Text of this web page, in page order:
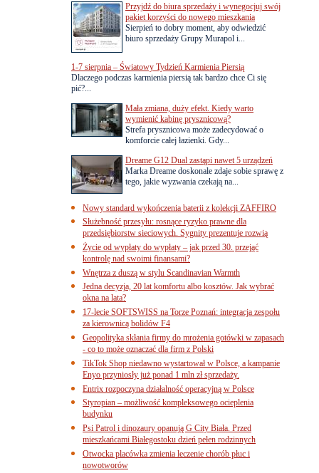
Przyjdź do biura sprzedaży i wynegocjuj swój
pakiet korzyści do nowego mieszkania
Sierpień to dobry moment, aby odwiedzić
biuro sprzedaży Grupy Murapol i...
1-7 sierpnia – Światowy Tydzień Karmienia Piersią
Dlaczego podczas karmienia piersią tak bardzo chce Ci się
pić?...
Mała zmiana, duży efekt. Kiedy warto
wymienić kabinę prysznicową?
Strefa prysznicowa może zadecydować o
komforcie całej łazienki. Gdy...
Dreame G12 Dual zastąpi nawet 5 urządzeń
Marka Dreame doskonale zdaje sobie sprawę z
tego, jakie wyzwania czekają na...
Nowy standard wykończenia baterii z kolekcji ZAFFIRO
Służebność przesyłu: rosnące ryzyko prawne dla
przedsiębiorstw sieciowych. Sygnity prezentuje rozwią
Życie od wypłaty do wypłaty – jak przed 30. przejąć
kontrolę nad swoimi finansami?
Wnętrza z duszą w stylu Scandinavian Warmth
Jedna decyzja, 20 lat komfortu albo kosztów. Jak wybrać
okna na lata?
17-lecie SOFTSWISS na Torze Poznań: integracja zespołu
za kierownicą bolidów F4
Geopolityka skłania firmy do mrożenia gotówki w zapasach
- co to może oznaczać dla firm z Polski
TikTok Shop niedawno wystartował w Polsce, a kampanie
Enyo przyniosły już ponad 1 mln zł sprzedaży.
Entrix rozpoczyna działalność operacyjną w Polsce
Styropian – możliwość kompleksowego ocieplenia
budynku
Psi Patrol i dinozaury opanują G City Biała. Przed
mieszkańcami Białegostoku dzień pełen rodzinnych
Otwocka placówka zmienia leczenie chorób płuc i
nowotworów